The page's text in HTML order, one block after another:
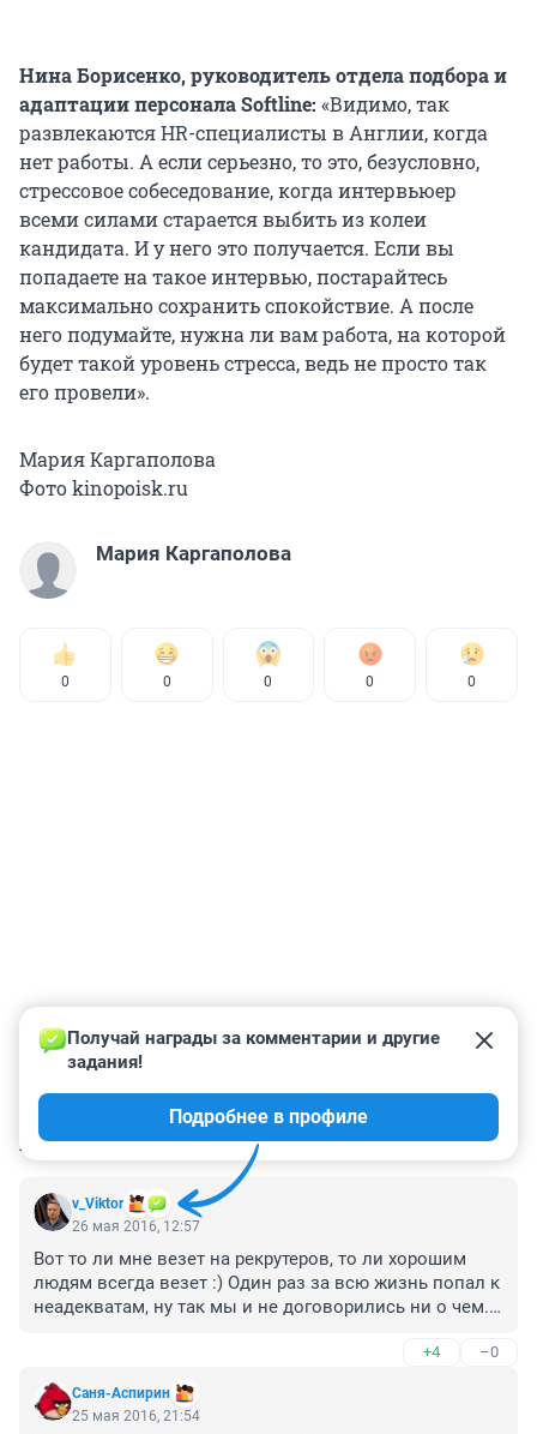
Нина Борисенко, руководитель отдела подбора и
адаптации персонала Softline: «Видимо, так
развлекаются HR-специалисты в Англии, когда
нет работы. А если серьезно, то это, безусловно,
стрессовое собеседование, когда интервьюер
всеми силами старается выбить из колеи
кандидата. И у него это получается. Если вы
попадаете на такое интервью, постарайтесь
максимально сохранить спокойствие. А после
него подумайте, нужна ли вам работа, на которой
будет такой уровень стресса, ведь не просто так
его провели».
Мария Каргаполова
Фото kinopoisk.ru
Мария Каргаполова
0 0 0 0 0
КОММЕНТАРИИ 19
v_Viktor
Получай награды за комментарии и другие
задания!
Подробнее в профиле
26 мая 2016, 12:57
Вот то ли мне везет на рекрутеров, то ли хорошим
людям всегда везет :) Один раз за всю жизнь попал к
неадекватам, ну так мы и не договорились ни о чем.
всегда. Все остальные разы были конкретны, по делу,
и люди проводили приятные и умные, и даже стресс-
интервью вполне себе забавны. И да, с рекрутером
нужно уметь разговаривать на его языке, он ведь
+4 –0
Саня-Аспирин
25 мая 2016, 21:54